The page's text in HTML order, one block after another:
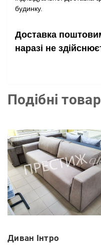
будинку.
Доставка
наразі не
Подібні
Диван Інтро